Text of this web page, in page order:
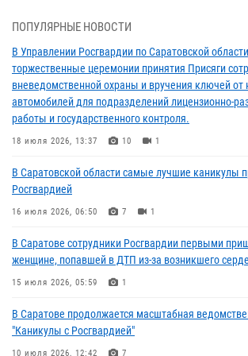
В Саратовской области самые лучшие каникулы
Росгвардией
16 июля 2026, 06:50 7 1
В Саратове сотрудники Росгвардии первыми
женщине, попавшей в ДТП из-за возникшего
В Саратове продолжается масштабная
"Каникулы с Росгвардией"
В Саратовской области при содействии спецназа
задержан подозреваемый в незаконном обороте
В Саратове для семей военнослужащих и
состоялся большой семейный праздник
ПОПУЛЯРНЫЕ НОВОСТИ
В Управлении Росгвардии по Саратовской
торжественные церемонии принятия Присяги
вневедомственной охраны и вручения ключей от
автомобилей для подразделений лицензионно-
работы и государственного контроля.
18 июля 2026, 13:37 10 1
В Саратовской области самые лучшие каникулы
Росгвардией
16 июля 2026, 06:50 7 1
В Саратове сотрудники Росгвардии первыми
женщине, попавшей в ДТП из-за возникшего
15 июля 2026, 05:59 1
В Саратове продолжается масштабная
"Каникулы с Росгвардией"
10 июля 2026, 12:42 7